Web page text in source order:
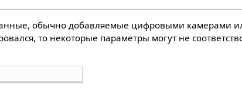
обычно добавляемые цифровыми камерами
то некоторые параметры могут не